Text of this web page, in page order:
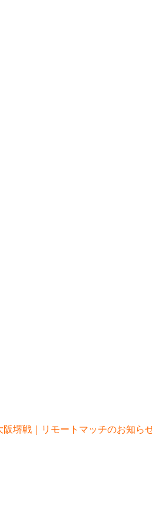
堺戦｜リモートマッチのお知ら